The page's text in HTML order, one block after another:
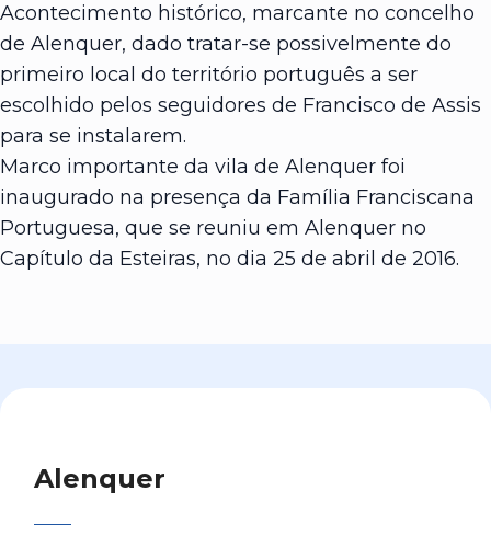
Acontecimento histórico, marcante no concelho
de Alenquer, dado tratar-se possivelmente do
primeiro local do território português a ser
escolhido pelos seguidores de Francisco de Assis
para se instalarem.
Marco importante da vila de Alenquer foi
inaugurado na presença da Família Franciscana
Portuguesa, que se reuniu em Alenquer no
Capítulo da Esteiras, no dia 25 de abril de 2016.
Alenquer